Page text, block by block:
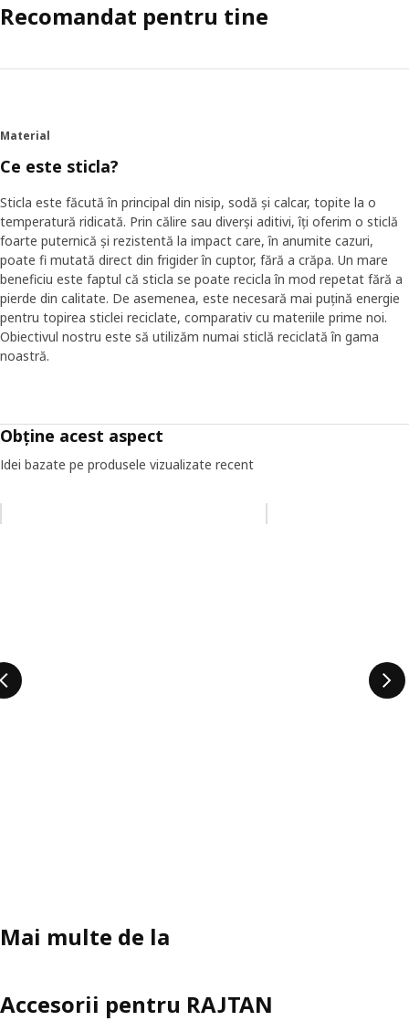
Recomandat pentru tine
Material
Ce este sticla?
Sticla este făcută în principal din nisip, sodă și calcar, topite la o
temperatură ridicată. Prin călire sau diverși aditivi, îți oferim o sticlă
foarte puternică și rezistentă la impact care, în anumite cazuri,
poate fi mutată direct din frigider în cuptor, fără a crăpa. Un mare
beneficiu este faptul că sticla se poate recicla în mod repetat fără a
pierde din calitate. De asemenea, este necesară mai puțină energie
pentru topirea sticlei reciclate, comparativ cu materiile prime noi.
Obiectivul nostru este să utilizăm numai sticlă reciclată în gama
noastră.
Obține acest aspect
Idei bazate pe produsele vizualizate recent
Mai multe de la
Accesorii pentru RAJTAN